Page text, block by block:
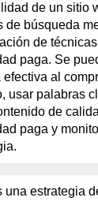
de un sitio
de búsqueda
de
paga. Se
efectiva al
usar palabras
de
paga y
una estrategia